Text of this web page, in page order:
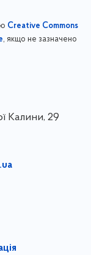
Creative Commons
, якщо не зазначено
Калини, 29